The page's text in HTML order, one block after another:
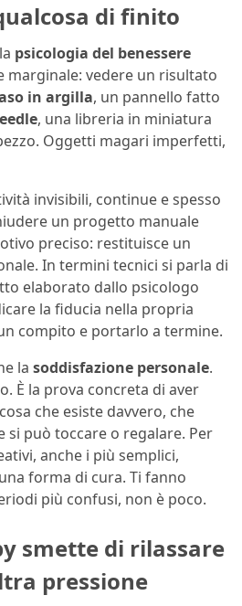
di finito
psicologia del benessere
marginale: vedere un risultato
in argilla, un pannello fatto
, una libreria in miniatura
Oggetti magari imperfetti,
invisibili, continue e spesso
un progetto manuale
preciso: restituisce un
In termini tecnici si parla di
elaborato dallo psicologo
la fiducia nella propria
compito e portarlo a termine.
la soddisfazione personale.
È la prova concreta di aver
che esiste davvero, che
si può toccare o regalare. Per
anche i più semplici,
forma di cura. Ti fanno
più confusi, non è poco.
smette di rilassare
pressione